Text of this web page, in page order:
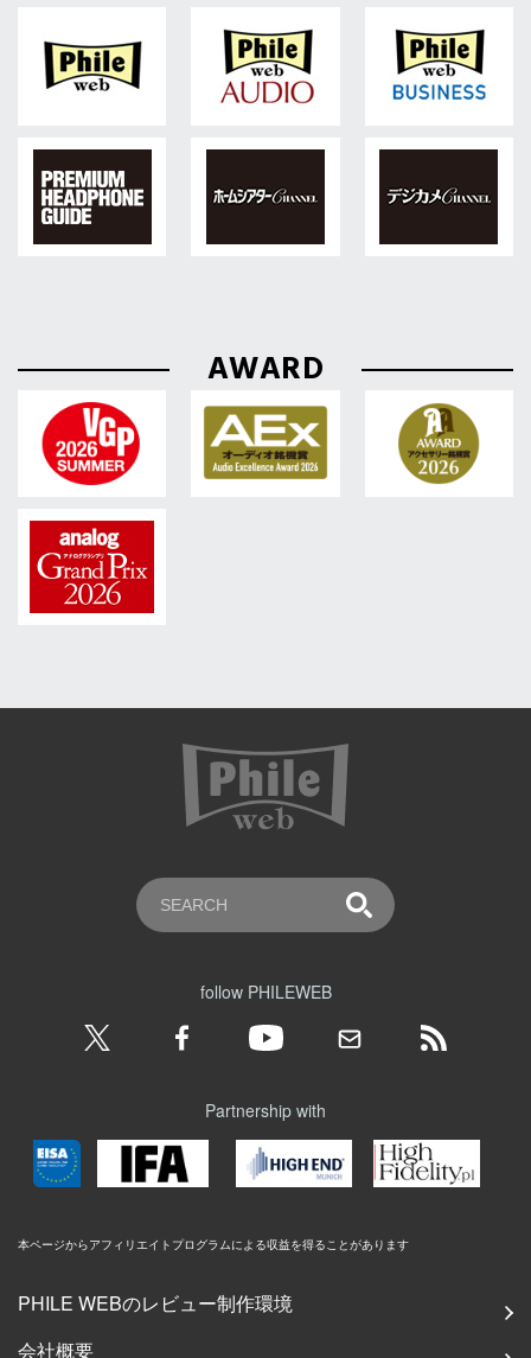
AWARD
follow PHILEWEB
Partnership with
本ページからアフィリエイトプログラムによる収益を得ることがあります
PHILE WEBのレビュー制作環境
会社概要